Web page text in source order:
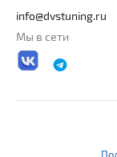
info@dvstuning.ru
Мы в сети